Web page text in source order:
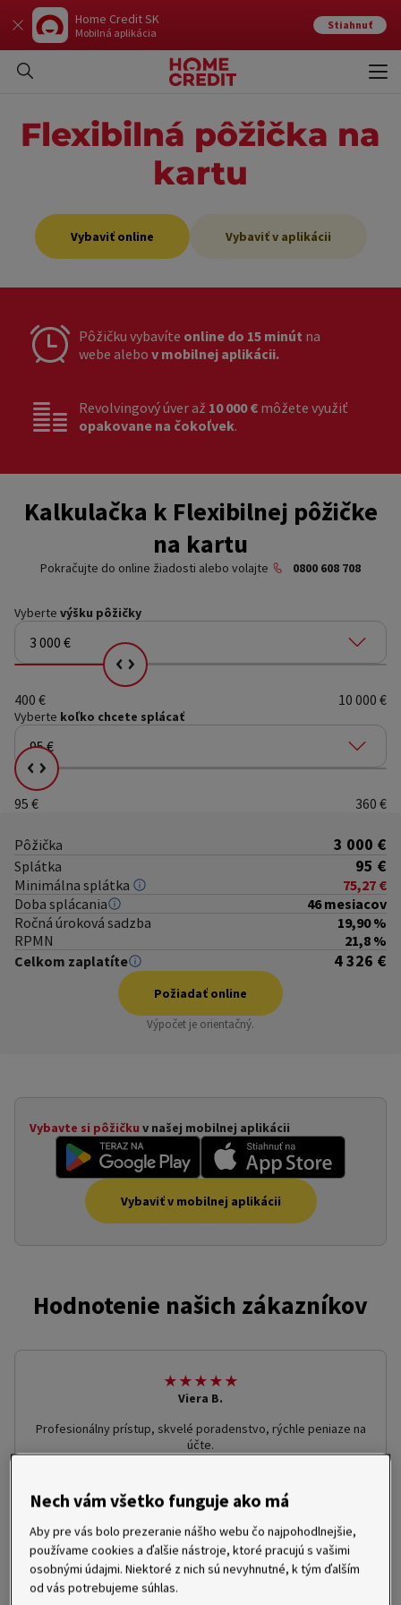
Home Credit SK
Mobilná aplikácia
Stiahnuť
Flexibilná pôžička na
kartu
Vybaviť online Vybaviť v aplikácii
Pôžičku vybavíte online do 15 minút na
webe alebo v mobilnej aplikácii.
Revolvingový úver až 10 000 € môžete využiť
opakovane na čokoľvek.
Kalkulačka k Flexibilnej pôžičke
na kartu
Pokračujte do online žiadosti alebo volajte 0800 608 708
Vyberte výšku pôžičky
3 000 €
Vyberte si, koľko chcete splácať
400 €
10 000 €
Vyberte koľko chcete splácať
95 €
Vyberte si, koľko chcete splácať
95 €
360 €
Pôžička 3 000 €
Splátka 95 €
Minimálna splátka
75,27 €
Doba splácania
46 mesiacov
Ročná úroková sadzba
19,90 %
RPMN
21,8 %
Celkom zaplatíte
4 326 €
Požiadať online
Výpočet je orientačný.
Vybavte si pôžičku v našej mobilnej aplikácii
Vybaviť v mobilnej aplikácii
Hodnotenie našich zákazníkov
★★★★★
Viera B.
Profesionálny prístup, skvelé poradenstvo, rýchle peniaze na
účte.
★★★★★
Imrich G.
Komunikácia bola zrozumiteľná, konkrétna a bez zbytočných
slov. Vybavovanie je rýchle a efektívne, a v neposlednej miere
jednoduché.
Nech vám všetko funguje ako má
Aby pre vás bolo prezeranie nášho webu čo najpohodlnejšie,
používame cookies a ďalšie nástroje, ktoré pracujú s vašimi
osobnými údajmi. Niektoré z nich sú nevyhnutné, k tým ďalším
od vás potrebujeme súhlas.